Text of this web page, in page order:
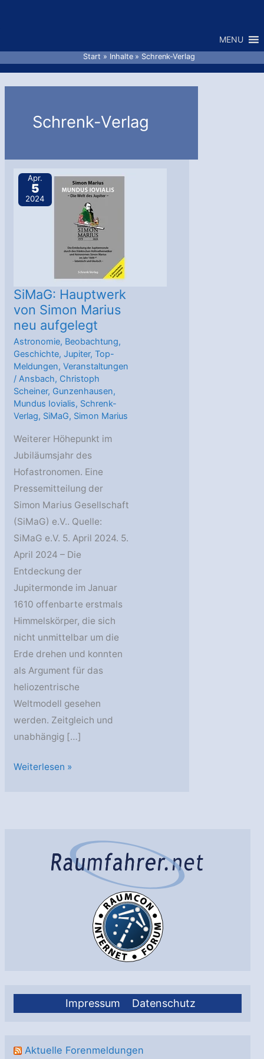
MENU
Start Inhalte Schrenk-Verlag
Impressum Datenschutz
Aktuelle Forenmeldungen
Schrenk-Verlag
Apr.
5
2024
SiMaG: Hauptwerk
von Simon Marius
neu aufgelegt
Astronomie, Beobachtung,
Geschichte,Jupiter,Top-
Meldungen,Veranstaltungen
/Ansbach, Christoph
Scheiner, Gunzenhausen,
Mundus Iovialis, Schrenk-
Verlag, SiMaG, Simon Marius
Weiterer Höhepunkt im
Jubiläumsjahr des
Hofastronomen. Eine
Pressemitteilung der
Simon Marius Gesellschaft
(SiMaG) e.V.. Quelle:
SiMaG e.V. 5. April 2024. 5.
April 2024 – Die
Entdeckung der
Jupitermonde im Januar
1610 offenbarte erstmals
Himmelskörper, die sich
nicht unmittelbar um die
Erde drehen und konnten
als Argument für das
heliozentrische
Weltmodell gesehen
werden. Zeitgleich und
unabhängig […]
SiMaG:
aufgelegt
Weiterlesen »